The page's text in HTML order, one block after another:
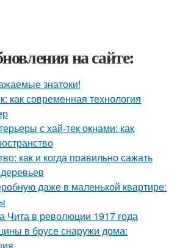
на сайте:
знатоки!
как современная технология
с хай-тек окнами: как
как и когда правильно сажать
даже в маленькой квартире:
Чита в революции 1917 года
в брусе снаружи дома: